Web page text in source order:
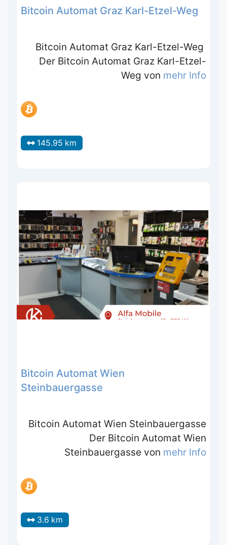
Bitcoin Automat Graz Karl-Etzel-Weg
Bitcoin Automat Graz Karl-Etzel-Weg
Der Bitcoin Automat Graz Karl-Etzel-
Weg von mehr Info
145.95 km
Bitcoin Automat Wien
Steinbauergasse
Bitcoin Automat Wien Steinbauergasse
Der Bitcoin Automat Wien
Steinbauergasse von mehr Info
3.6 km